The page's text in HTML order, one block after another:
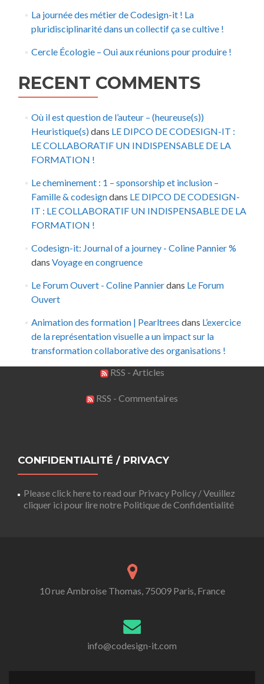
La journée des métier de Codesign-it ! La
pluridisciplinarité dans un collectif ça se cultive !
Cercle Écologie – Oui aux réunions pour produire !
RECENT COMMENTS
Où il est question de l’auteur – (heureuse(s))
Heuristique(s)dans LE DIPCO DE CODESIGN-IT :
LE COLLABORATIF UN INDISPENSABLE DE LA
FORMATION !
Le cheminement : 1 – sponsorship et inclusion –
Famille & codesigndans LE DIPCO DE CODESIGN-
IT : LE COLLABORATIF UN INDISPENSABLE DE LA
FORMATION !
Codesign-it: Journal of a journey - Coline Pannier %
dans Voyage en congruence
Le Forum Ouvert - Coline Pannierdans Le Forum
Ouvert
Animation des formation | Pearltrees dans L’exercice
de la représentation visuelle a un impact sur la
transformation collaborative des organisations !
RSS - Articles
RSS - Commentaires
CONFIDENTIALITÉ / PRIVACY
Please click here to read our Privacy Policy / Veuillez
cliquer ici pour lire notre Politique de Confidentialité
10 rue Ambroise Thomas, 75009 Paris, France
info@codesign-it.com